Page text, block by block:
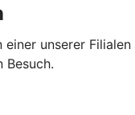
einer unserer
Besuch.